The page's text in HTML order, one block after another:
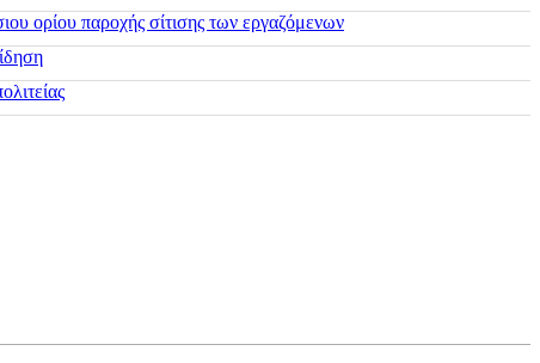
ορίου παροχής σίτισης των εργαζόμενων